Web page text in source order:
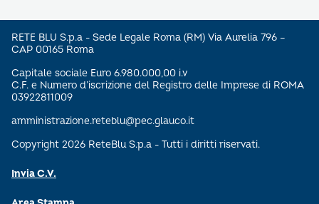
RETE BLU S.p.a - Sede Legale Roma (RM) Via Aurelia 796 –
CAP 00165 Roma
Capitale sociale Euro 6.980.000,00 i.v
C.F. e Numero d’iscrizione del Registro delle Imprese di ROMA
03922811009
amministrazione.reteblu@pec.glauco.it
Copyright 2026 ReteBlu S.p.a - Tutti i diritti riservati.
Invia C.V.